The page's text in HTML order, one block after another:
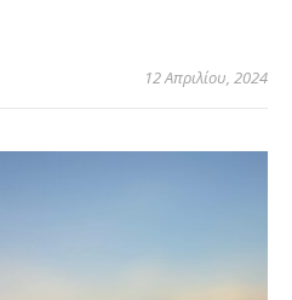
12 Απριλίου, 2024